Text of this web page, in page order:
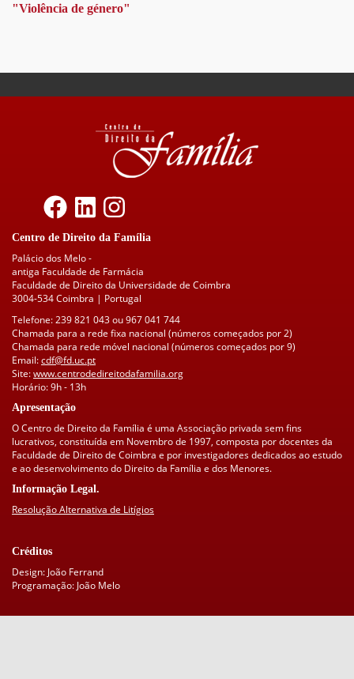
"Violência de género"
Centro de Direito da Família
Palácio dos Melo -
antiga Faculdade de Farmácia
Faculdade de Direito da Universidade de Coimbra
3004-534 Coimbra | Portugal
Telefone: 239 821 043 ou 967 041 744
Chamada para a rede fixa nacional (números começados por 2)
Chamada para rede móvel nacional (números começados por 9)
Email:cdf@fd.uc.pt
Site:www.centrodedireitodafamilia.org
Horário: 9h - 13h
Apresentação
O Centro de Direito da Família é uma Associação privada sem fins
lucrativos, constituída em Novembro de 1997, composta por docentes da
Faculdade de Direito de Coimbra e por investigadores dedicados ao estudo
e ao desenvolvimento do Direito da Família e dos Menores.
Informação Legal.
Resolução Alternativa de Litígios
Créditos
Design: João Ferrand
Programação: João Melo